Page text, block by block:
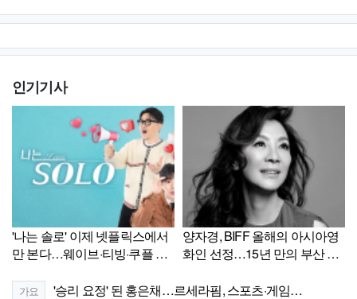
인기기사
'나는 솔로' 이제 넷플릭스에서
만 본다…웨이브·티빙·쿠플 서
양자경, BIFF 올해의 아시아영
화인 선정…15년 만의 부산 나
가요 '승리 요정' 된 홍은채…르세라핌, 스포츠·게임…